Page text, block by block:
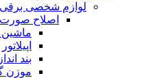
لوازم شخصی برقی
اصلاح
ماشین
اپیلاتور
بند انداز
موزن